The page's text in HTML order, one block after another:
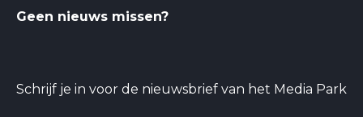
Geen nieuws missen?
Schrijf je in voor de nieuwsbrief van het Media Park